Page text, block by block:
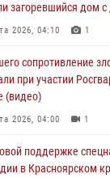
загоревшийся дом с
2026, 04:10 1
сопротивление
при участии
(видео)
2026, 04:00 1
поддержке
в Красноярском